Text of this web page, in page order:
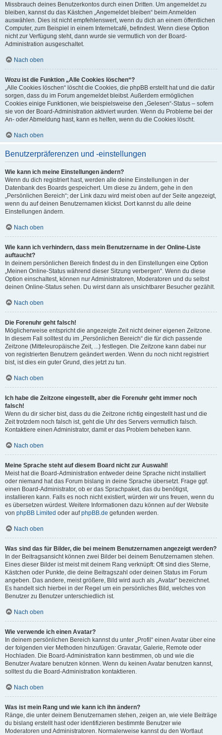
Missbrauch deines Benutzerkontos durch einen Dritten. Um angemeldet zu
bleiben, kannst du das Kästchen „Angemeldet bleiben“ beim Anmelden
auswählen. Dies ist nicht empfehlenswert, wenn du dich an einem öffentlichen
Computer, zum Beispiel in einem Internetcafé, befindest. Wenn diese Option
nicht zur Verfügung steht, dann wurde sie vermutlich von der Board-
Administration ausgeschaltet.
Nach oben
Wozu ist die Funktion „Alle Cookies löschen“?
„Alle Cookies löschen“ löscht die Cookies, die phpBB erstellt hat und die dafür
sorgen, dass du im Forum angemeldet bleibst. Außerdem ermöglichen
Cookies einige Funktionen, wie beispielsweise den „Gelesen“-Status – sofern
sie von der Board-Administration aktiviert wurden. Wenn du Probleme bei der
An- oder Abmeldung hast, kann es helfen, wenn du die Cookies löscht.
Nach oben
Benutzerpräferenzen und -einstellungen
Wie kann ich meine Einstellungen ändern?
Wenn du dich registriert hast, werden alle deine Einstellungen in der
Datenbank des Boards gespeichert. Um diese zu ändern, gehe in den
„Persönlichen Bereich“; der Link dazu wird meist oben auf der Seite angezeigt,
wenn du auf deinen Benutzernamen klickst. Dort kannst du alle deine
Einstellungen ändern.
Nach oben
Wie kann ich verhindern, dass mein Benutzername in der Online-Liste
auftaucht?
In deinem persönlichen Bereich findest du in den Einstellungen eine Option
„Meinen Online-Status während dieser Sitzung verbergen“. Wenn du diese
Option einschaltest, können nur Administratoren, Moderatoren und du selbst
deinen Online-Status sehen. Du wirst dann als unsichtbarer Besucher gezählt.
Nach oben
Die Forenuhr geht falsch!
Möglicherweise entspricht die angezeigte Zeit nicht deiner eigenen Zeitzone.
In diesem Fall solltest du im „Persönlichen Bereich“ die für dich passende
Zeitzone (Mitteleuropäische Zeit, ...) festlegen. Die Zeitzone kann dabei nur
von registrierten Benutzern geändert werden. Wenn du noch nicht registriert
bist, ist dies ein guter Grund, dies jetzt zu tun.
Nach oben
Ich habe die Zeitzone eingestellt, aber die Forenuhr geht immer noch
falsch!
Wenn du dir sicher bist, dass du die Zeitzone richtig eingestellt hast und die
Zeit trotzdem noch falsch ist, geht die Uhr des Servers vermutlich falsch.
Kontaktiere einen Administrator, damit er das Problem beheben kann.
Nach oben
Meine Sprache steht auf diesem Board nicht zur Auswahl!
Meist hat die Board-Administration entweder deine Sprache nicht installiert
oder niemand hat das Forum bislang in deine Sprache übersetzt. Frage ggf.
einen Board-Administrator, ob er das Sprachpaket, das du benötigst,
installieren kann. Falls es noch nicht existiert, würden wir uns freuen, wenn du
es übersetzen würdest. Weitere Informationen dazu können auf der Website
von phpBB Limited oder aufphpBB.de gefunden werden.
Nach oben
Was sind das für Bilder, die bei meinem Benutzernamen angezeigt werden?
In der Beitragsansicht können zwei Bilder bei deinem Benutzernamen stehen.
Eines dieser Bilder ist meist mit deinem Rang verknüpft: Oft sind dies Sterne,
Kästchen oder Punkte, die deine Beitragszahl oder deinen Status im Forum
angeben. Das andere, meist größere, Bild wird auch als „Avatar“ bezeichnet.
Es handelt sich hierbei in der Regel um ein persönliches Bild, welches von
Benutzer zu Benutzer unterschiedlich ist.
Nach oben
Wie verwende ich einen Avatar?
In deinem persönlichen Bereich kannst du unter „Profil“ einen Avatar über eine
der folgenden vier Methoden hinzufügen: Gravatar, Galerie, Remote oder
Hochladen. Die Board-Administration kann bestimmen, ob und wie die
Benutzer Avatare benutzen können. Wenn du keinen Avatar benutzen kannst,
solltest du die Board-Administration kontaktieren.
Nach oben
Was ist mein Rang und wie kann ich ihn ändern?
Ränge, die unter deinem Benutzernamen stehen, zeigen an, wie viele Beiträge
du bislang erstellt hast oder identifizieren bestimmte Benutzer wie
Moderatoren und Administratoren. Normalerweise kannst du den Wortlaut